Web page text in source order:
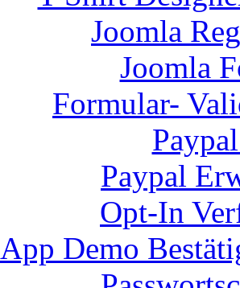
Joomla
Joomla
Formular-
Paypal
Opt-In
App Demo